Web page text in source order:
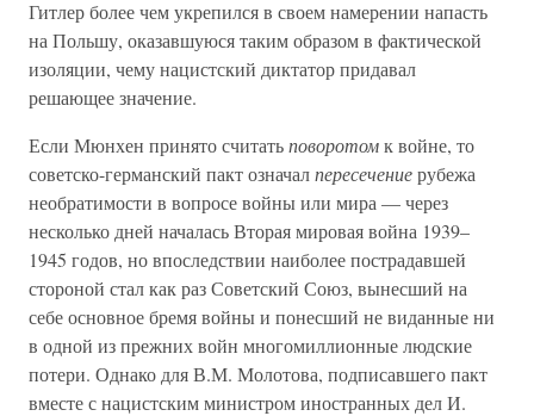
Гитлер более чем укрепился в своем намерении напасть
на Польшу, оказавшуюся таким образом в фактической
изоляции, чему нацистский диктатор придавал
решающее значение.
Если Мюнхен принято считатьповоротомк войне, то
советско-германский пакт означалпересечениерубежа
необратимости в вопросе войны или мира — через
несколько дней началась Вторая мировая война 1939–
1945 годов, но впоследствии наиболее пострадавшей
стороной стал как раз Советский Союз, вынесший на
себе основное бремя войны и понесший не виданные ни
в одной из прежних войн многомиллионные людские
потери. Однако для В.М. Молотова, подписавшего пакт
вместе с нацистским министром иностранных дел И.